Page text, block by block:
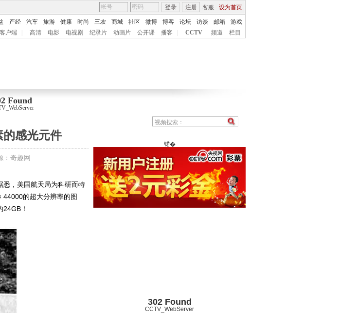
客服 设为首页
登录 注册
产经 汽车 旅游 健康 时尚 三农 商城 社区 微博 博客 论坛 访谈 邮箱
游戏
户端 高清 电影 电视剧 纪录片 动画片 公开课 播客 CCTV 频道 栏目
Found
锘�
302 Found
CCTV_WebServer
感光元件
奇趣网
，美国航天局为科研而特
的超大分辨率的图
！